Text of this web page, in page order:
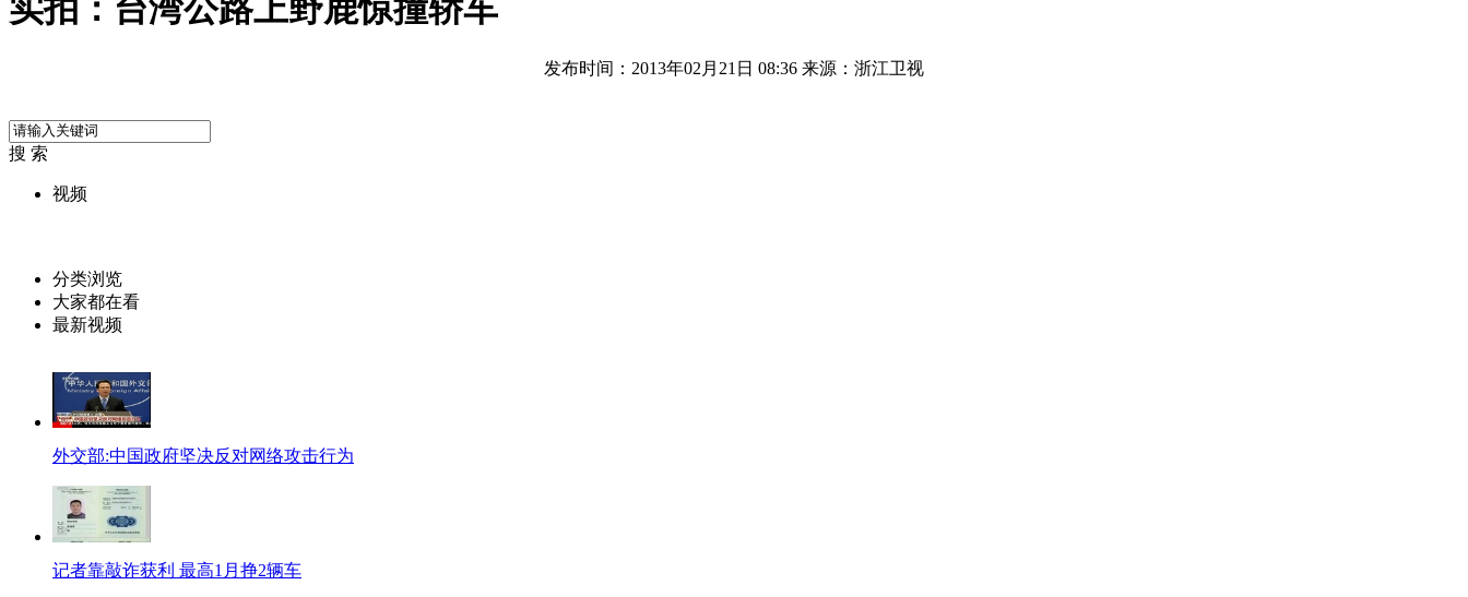
实拍：台湾公路上野鹿惊撞轿车
发布时间：2013年02月21日 08:36 来源：浙江卫视
搜 索
视频
分类浏览
大家都在看
最新视频
外交部:中国政府坚决反对网络攻击行为
记者靠敲诈获利 最高1月挣2辆车